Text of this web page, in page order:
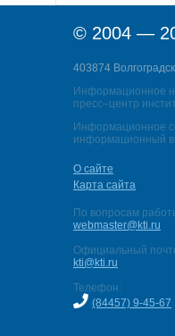
© 2004 —
403874
Информационное
пресс–центр
Информационное
информационный
О сайте
Карта сайта
По вопросам
webmaster@kti.ru
Официальный
kti@kti.ru
Телефон:
(84457) 9-45-67